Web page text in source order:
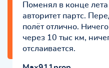
Поменял в конце
авторитет партс.
полёт отлично.
через 10 тыс км,
отслаивается.